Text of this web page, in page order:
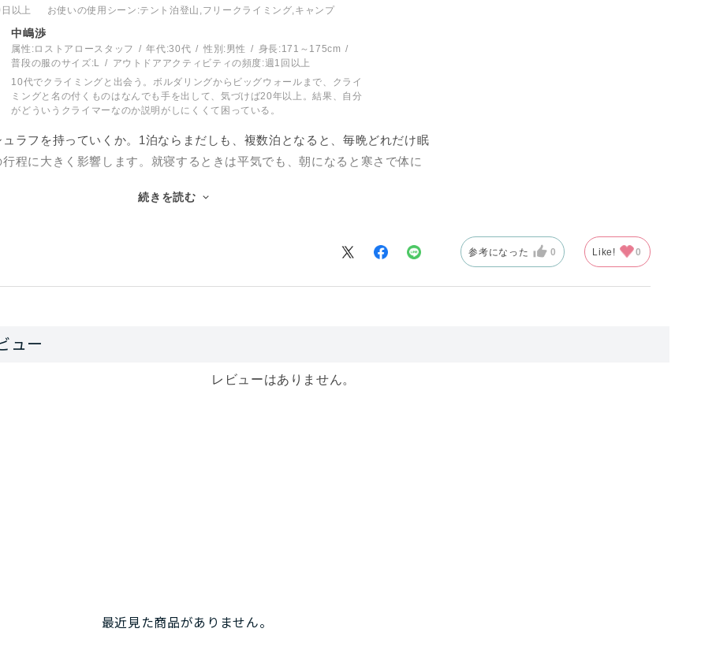
レビューはありません。
以上 お使いの使用シーン :テント泊登山,フリークライミング,キャンプ
中嶋渉
属性:ロストアロースタッフ 年代:30代 性別:男性 身長:171～175cm
普段の服のサイズ:L アウトドアアクティビティの頻度:週1回以上
10代でクライミングと出会う。ボルダリングからビッグウォールまで、クライ
ミングと名の付くものはなんでも手を出して、気づけば20年以上。結果、自分
がどういうクライマーなのか説明がしにくくて困っている。
ラフを持っていくか。1泊ならまだしも、複数泊となると、毎晩どれだけ眠
程に大きく影響します。就寝するときは平気でも、朝になると寒さで体に
ラフを分厚くしたりすれば荷物がどんどん嵩張っていってしまう。これが結
グウォールでのビバークでこの問題に直面しました。そこで閃いたのが、一
、体感温度はずいぶん上がりますし、シュラフに入れっぱなしにして一緒
よりも小さくなりますが、ドローコードの開閉で温度調節がしやすいなど
らされていますし、肌触りがいいのも個人的には気に入っています。
続きを読む
参考になった 0 Like! 0
最近見た商品がありません。